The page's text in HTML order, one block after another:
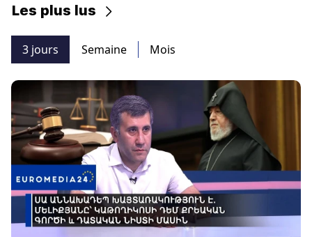
Les plus lus
3 jours Semaine Mois